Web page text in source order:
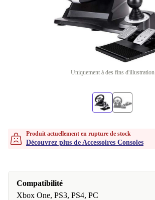
Uniquement à des fins d'illustration
Produit actuellement en rupture de stock
Découvrez plus de Accessoires Consoles
Compatibilité
Xbox One, PS3, PS4, PC